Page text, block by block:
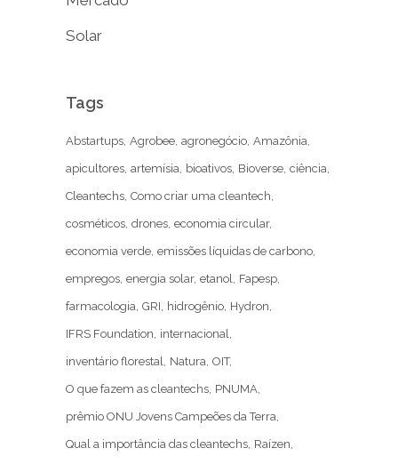
Solar
Tags
Abstartups Agrobee agronegócio Amazônia
apicultores artemísia bioativos Bioverse ciência
Cleantechs Como criar uma cleantech
cosméticos drones economia circular
economia verde emissões líquidas de carbono
empregos energia solar etanol Fapesp
farmacologia GRI hidrogênio Hydron
IFRS Foundation internacional
inventário florestal Natura OIT
O que fazem as cleantechs PNUMA
prêmio ONU Jovens Campeões da Terra
Qual a importância das cleantechs Raízen